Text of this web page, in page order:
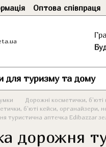
Оптова співпраця
для туризму та дому
Дорожні косметички, б'юті
б'юті кейси, органайзери,
туристична аптечка Edibazzar
дорожня